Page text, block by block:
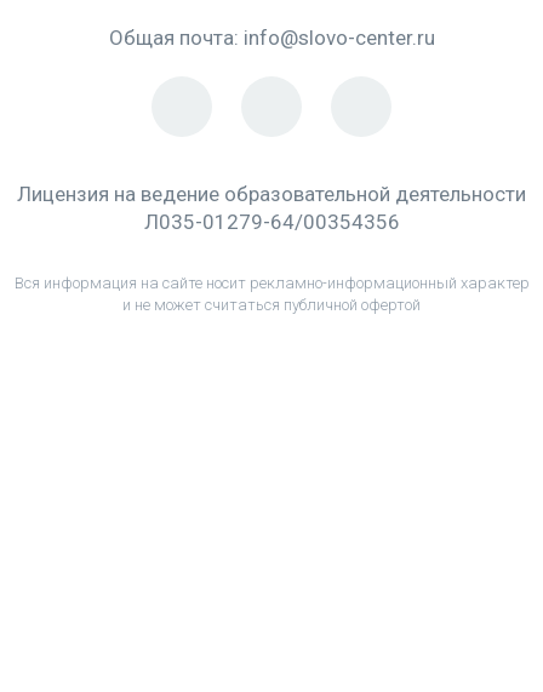
Общая почта: info@slovo-center.ru
Лицензия на ведение образовательной деятельности
Л035-01279-64/00354356
Вся информация на сайте носит рекламно-информационный характер
и не может считаться публичной офертой